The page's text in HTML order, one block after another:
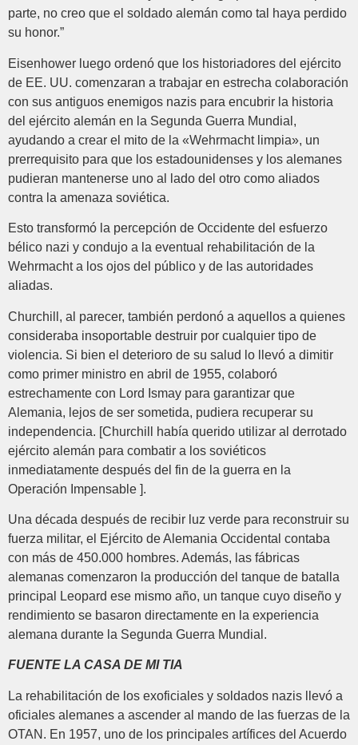
parte, no creo que el soldado alemán como tal haya perdido
su honor.”
Eisenhower luego ordenó que los historiadores del ejército
de EE. UU. comenzaran a trabajar en estrecha colaboración
con sus antiguos enemigos nazis para encubrir la historia
del ejército alemán en la Segunda Guerra Mundial,
ayudando a crear el mito de la «Wehrmacht limpia», un
prerrequisito para que los estadounidenses y los alemanes
pudieran mantenerse uno al lado del otro como aliados
contra la amenaza soviética.
Esto transformó la percepción de Occidente del esfuerzo
bélico nazi y condujo a la eventual rehabilitación de la
Wehrmacht a los ojos del público y de las autoridades
aliadas.
Churchill, al parecer, también perdonó a aquellos a quienes
consideraba insoportable destruir por cualquier tipo de
violencia. Si bien el deterioro de su salud lo llevó a dimitir
como primer ministro en abril de 1955, colaboró
estrechamente con Lord Ismay para garantizar que
Alemania, lejos de ser sometida, pudiera recuperar su
independencia. [Churchill había querido utilizar al derrotado
ejército alemán para combatir a los soviéticos
inmediatamente después del fin de la guerra en la
Operación Impensable ].
Una década después de recibir luz verde para reconstruir su
fuerza militar, el Ejército de Alemania Occidental contaba
con más de 450.000 hombres. Además, las fábricas
alemanas comenzaron la producción del tanque de batalla
principal Leopard ese mismo año, un tanque cuyo diseño y
rendimiento se basaron directamente en la experiencia
alemana durante la Segunda Guerra Mundial.
FUENTE LA CASA DE MI TIA
La rehabilitación de los exoficiales y soldados nazis llevó a
oficiales alemanes a ascender al mando de las fuerzas de la
OTAN. En 1957, uno de los principales artífices del Acuerdo